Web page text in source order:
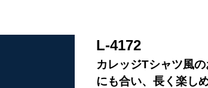
L-4172
カレッジTシャツ風
にも合い、長く楽し